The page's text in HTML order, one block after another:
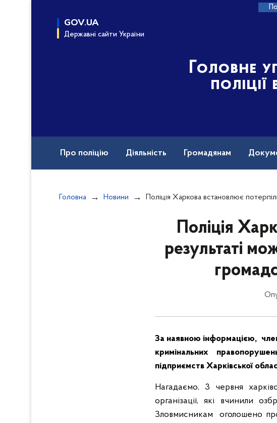
GOV.UA
Державні сайти України
Головне
Про поліцію Діяльність Громадянам
Головна Новини Поліція Харкова встановлює потерпілих в результаті можливої протиправної діяльності громадської
Поліція
результаті
За наявною інформацією,
кримінальних
підприємств Харківської
Нагадаємо, 3 червня
організації, які вчинили
Зловмисникам оголошено